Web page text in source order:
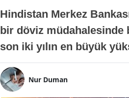
Hindistan Merkez
bir döviz müdahalesinde
son iki yılın en büyük
Nur Duman